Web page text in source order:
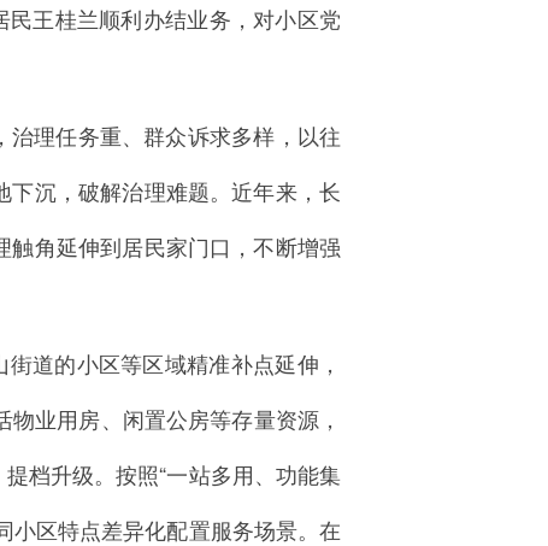
王桂兰顺利办结业务，对小区党
理任务重、群众诉求多样，以往
沉，破解治理难题。近年来，长
角延伸到居民家门口，不断增强
道的小区等区域精准补点延伸，
业用房、闲置公房等存量资源，
档升级。按照“一站多用、功能集
小区特点差异化配置服务场景。在